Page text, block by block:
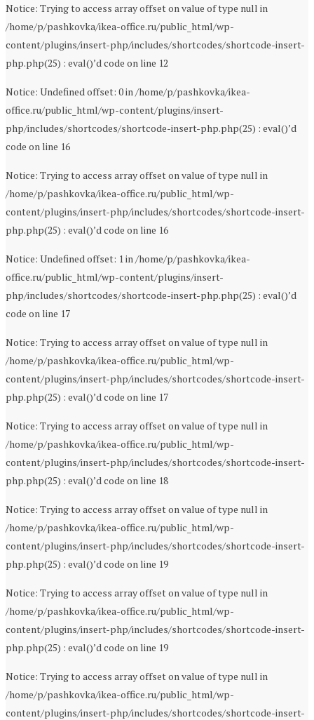
Notice: Trying to access array offset on value of type null in
/home/p/pashkovka/ikea-office.ru/public_html/wp-
content/plugins/insert-php/includes/shortcodes/shortcode-insert-
php.php(25) : eval()’d code on line 12
Notice: Undefined offset: 0 in /home/p/pashkovka/ikea-
office.ru/public_html/wp-content/plugins/insert-
php/includes/shortcodes/shortcode-insert-php.php(25) : eval()’d
code on line 16
Notice: Trying to access array offset on value of type null in
/home/p/pashkovka/ikea-office.ru/public_html/wp-
content/plugins/insert-php/includes/shortcodes/shortcode-insert-
php.php(25) : eval()’d code on line 16
Notice: Undefined offset: 1 in /home/p/pashkovka/ikea-
office.ru/public_html/wp-content/plugins/insert-
php/includes/shortcodes/shortcode-insert-php.php(25) : eval()’d
code on line 17
Notice: Trying to access array offset on value of type null in
/home/p/pashkovka/ikea-office.ru/public_html/wp-
content/plugins/insert-php/includes/shortcodes/shortcode-insert-
php.php(25) : eval()’d code on line 17
Notice: Trying to access array offset on value of type null in
/home/p/pashkovka/ikea-office.ru/public_html/wp-
content/plugins/insert-php/includes/shortcodes/shortcode-insert-
php.php(25) : eval()’d code on line 18
Notice: Trying to access array offset on value of type null in
/home/p/pashkovka/ikea-office.ru/public_html/wp-
content/plugins/insert-php/includes/shortcodes/shortcode-insert-
php.php(25) : eval()’d code on line 19
Notice: Trying to access array offset on value of type null in
/home/p/pashkovka/ikea-office.ru/public_html/wp-
content/plugins/insert-php/includes/shortcodes/shortcode-insert-
php.php(25) : eval()’d code on line 19
Notice: Trying to access array offset on value of type null in
/home/p/pashkovka/ikea-office.ru/public_html/wp-
content/plugins/insert-php/includes/shortcodes/shortcode-insert-